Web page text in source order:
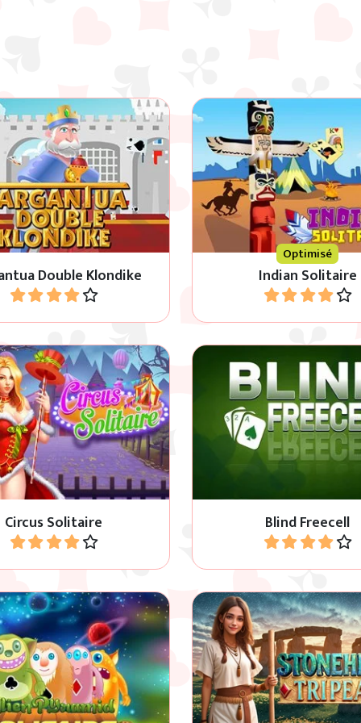
Double Klondike
Klondike Solitaire en 3
de difficulté.
Jouer
Optimisé
Indian Solitaire
Jeu de solitaire
stimulant: Indian.
Jouer
Circus Solitaire
au cirque avec ce jeu
Pyramid Solitaire !
Jouer Blind Freecell
Freecell avec des cartes
Jouer
dans ce jeu
Pyramid Solitaire !
Découvre Stonehenge
de Tripeaks.